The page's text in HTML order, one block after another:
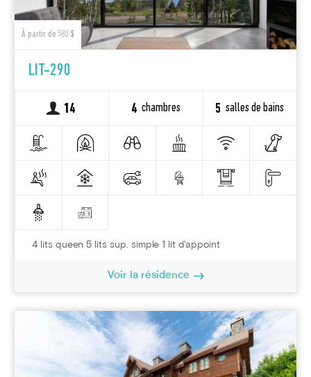
À partir de 580 $
LIT-290
14 4 chambres 5 salles de bains
4 lits queen 5 lits sup. simple 1 lit d'appoint
Voir la résidence